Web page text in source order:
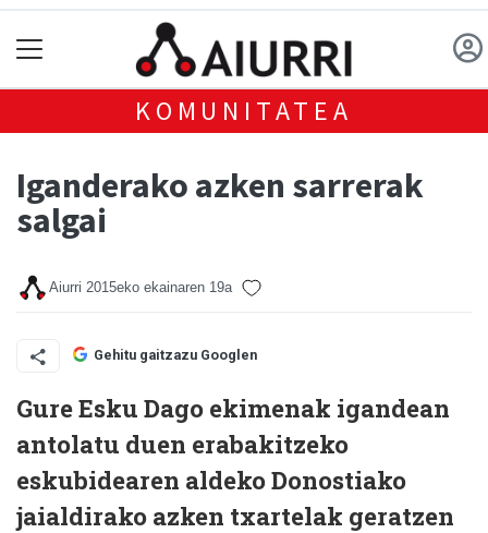
KOMUNITATEA
Iganderako azken sarrerak
salgai
Aiurri 2015eko ekainaren 19a
Gehitu gaitzazu Googlen
Gure Esku Dago ekimenak igandean
antolatu duen erabakitzeko
eskubidearen aldeko Donostiako
jaialdirako azken txartelak geratzen